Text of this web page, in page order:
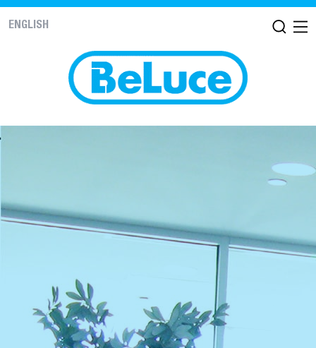
ENGLISH